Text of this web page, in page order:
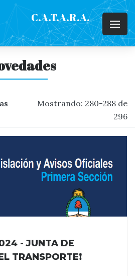
C.A.T.A.R.A.
Mostrando: 280-288 de
296
- JUNTA DE
TRANSPORTE❗️